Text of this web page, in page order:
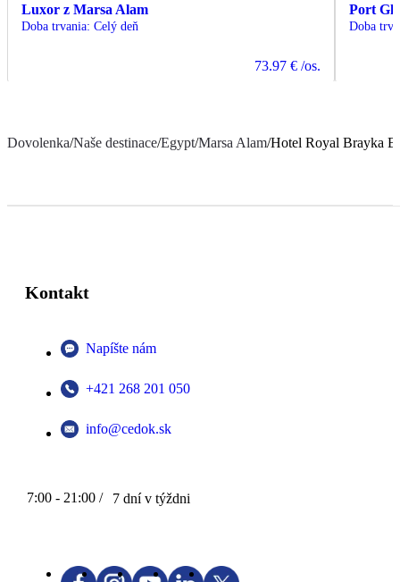
Luxor z Marsa Alam
Doba trvania: Celý deň
73.97 € /os.
Port
Doba
Dovolenka/Naše destinace/Egypt/Marsa Alam/Hotel Royal Brayka
Kontakt
Napíšte nám
+421 268 201 050
info@cedok.sk
7:00 - 21:00 / 7 dní v týždni